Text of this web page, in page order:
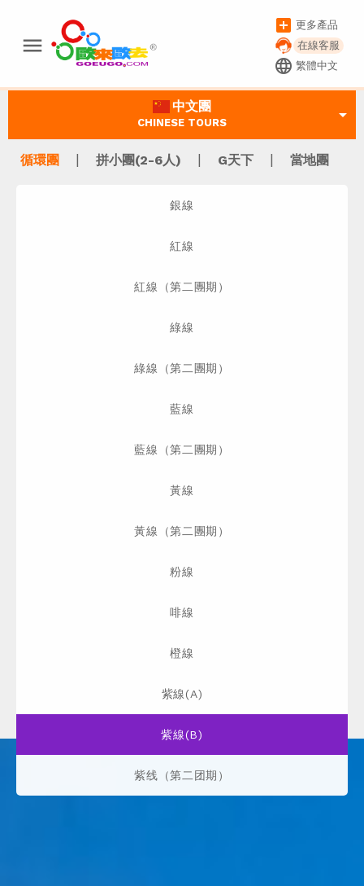
menu
add_box 更多產品
在線客服
language 繁體中文
中文團
CHINESE TOURS arrow_drop_down
循環團 | 拼小團(2-6人) | G天下 | 當地團
銀線
紅線
紅線（第二團期）
綠線
綠線（第二團期）
藍線
藍線（第二團期）
黃線
黃線（第二團期）
粉線
啡線
橙線
紫線(A)
紫線(B)
紫线（第二团期）